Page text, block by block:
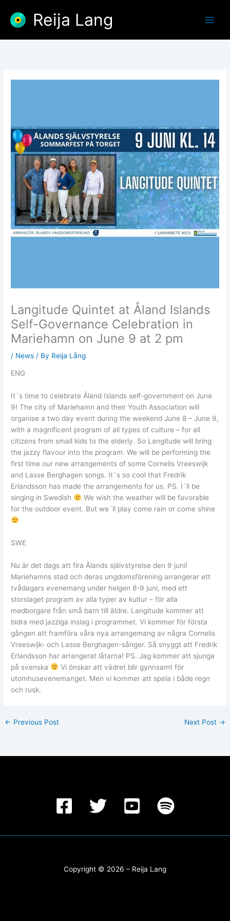
content
Reija Lang
Langitude Quintet at Åland Islands
Self-Governance Celebration in
Mariehamn on June 9 at 2 pm
/ News / By Reija Lång
ENG
It´s time to celebrate Åland Islands self-government on June
9! The city of Mariehamn and their Youth Association will
organise a two day event during the weekend June 8 – June 9,
with a magnificent program of all types of culture – for all
citizens from small kids to the elderly. So Langitude will bring
the jazzy flavour into the program. We will be performing the
first time our new arrangements of some Cornelis Vreeswijk
and Lasse Berghagen songs. It´s so cool that Fredrik
Erlandsson has made the arrangements for us. PS. I´ll be
singing in Swedish
We wish the weather will be favorable
for the outdoor event. But we´ll play come rain or come shine
SWE
Nu är det dags att fira Ålands självstyrelse den 9 juni!
Mariehamns stad och deras ungdomsförening arrangerar ett
tvådagars evenemang under helgen 8-9 juni, med ett
storslaget program av alla typer av kultur – för alla
medborgare från små barn till äldre. Langitude kommer att
bidra med jazziga inslag i programmet. Vi kommer för första
gången att framföra våra nya arrangemang av några Cornelis
Vreeswijk- och Lasse Berghagen-sånger. Så snyggt att Fredrik
Erlandsson har arrangerat låtarna! PS. Jag kommer att sjunga
på svenska
Vi önskar att vädret blir gynnsamt för
utomhusevenemanget. Men vi kommer att spela i både regn
och rusk.
← Previous Post Next Post →
Copyright © 2026 – Reija Lang